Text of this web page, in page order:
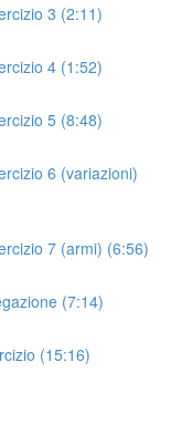
3 (2:11)
4 (1:52)
5 (8:48)
6 (variazioni)
7 (armi) (6:56)
(7:14)
(15:16)